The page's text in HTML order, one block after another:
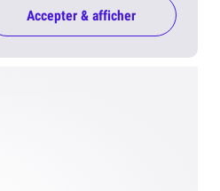
Accepter & afficher